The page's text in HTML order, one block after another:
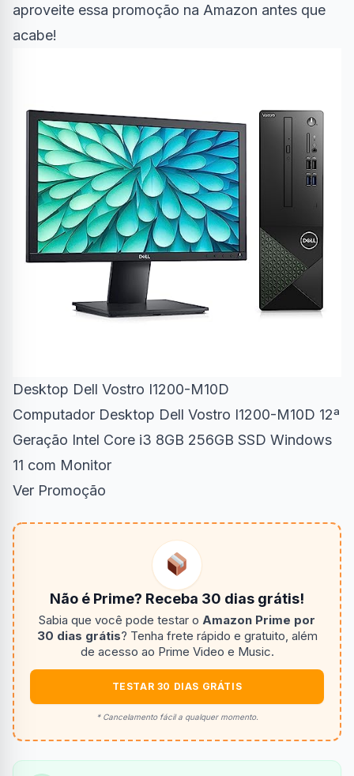
aproveite essa promoção na Amazon antes que
acabe!
Desktop Dell Vostro I1200-M10D
Computador Desktop Dell Vostro I1200-M10D 12ª
Geração Intel Core i3 8GB 256GB SSD Windows
11 com Monitor
Ver Promoção
Não é Prime? Receba 30 dias grátis!
Sabia que você pode testar o Amazon Prime por
30 dias grátis? Tenha frete rápido e gratuito, além
de acesso ao Prime Video e Music.
TESTAR 30 DIAS GRÁTIS
* Cancelamento fácil a qualquer momento.